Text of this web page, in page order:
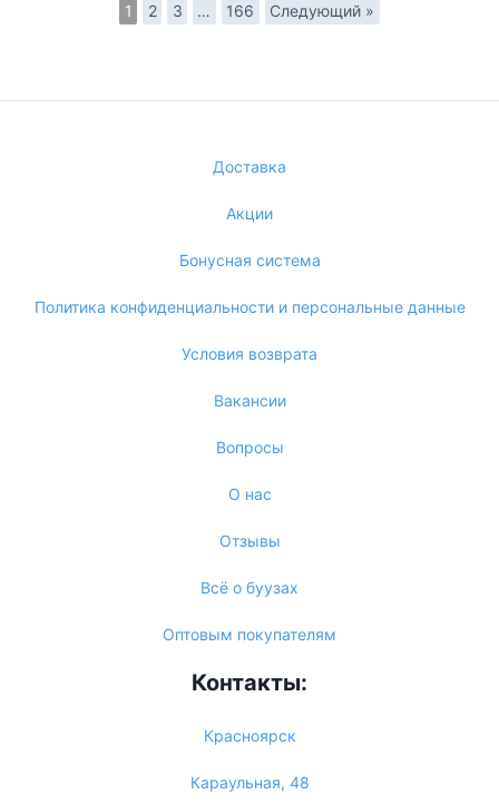
1 2 3 … 166 Следующий »
Доставка
Акции
Бонусная система
Политика конфиденциальности и персональные данные
Условия возврата
Вакансии
Вопросы
О нас
Отзывы
Всё о буузах
Оптовым покупателям
Контакты:
Красноярск
Караульная, 48